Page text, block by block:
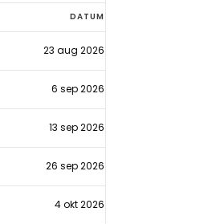
DATUM
23 aug 2026
6 sep 2026
13 sep 2026
26 sep 2026
4 okt 2026